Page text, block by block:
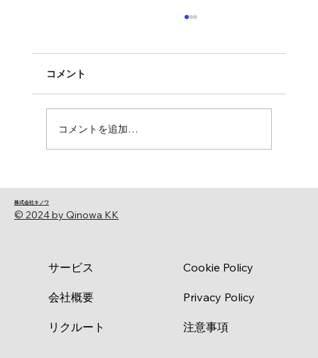
療家負担の軽減と顧客体験の変革
コメント
コメントを追加…
​株式会社キノワ
© 2024 by Qinowa KK
サービス
会社概要
リクルート
Cookie Policy
Privacy Policy
注意事項